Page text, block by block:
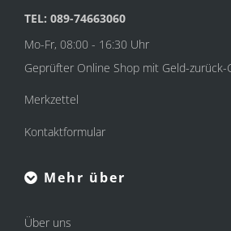
TEL: 089-74663060
Mo-Fr, 08:00 - 16:30 Uhr
Geprüfter Online Shop mit Geld-zurück-
Merkzettel
Kontaktformular
Mehr über
Über uns